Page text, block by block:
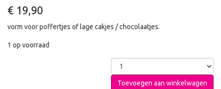
€ 19,90
vorm voor poffertjes of lage cakjes / chocolaatjes.
1 op voorraad
Toevoegen aan winkelwagen